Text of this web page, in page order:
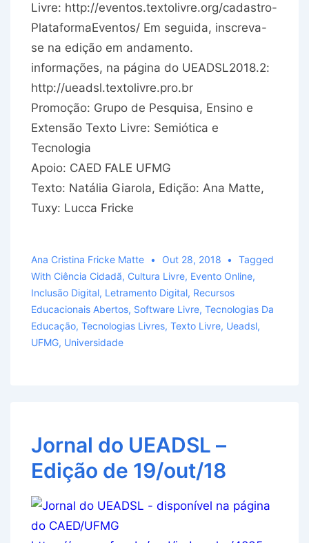
Livre: http://eventos.textolivre.org/cadastro-
PlataformaEventos/ Em seguida, inscreva-
se na edição em andamento.
informações, na página do UEADSL2018.2:
http://ueadsl.textolivre.pro.br
Promoção: Grupo de Pesquisa, Ensino e
Extensão Texto Livre: Semiótica e
Tecnologia
Apoio: CAED FALE UFMG
Texto: Natália Giarola, Edição: Ana Matte,
Tuxy: Lucca Fricke
Ana Cristina Fricke Matte Out 28, 2018
Tagged
With Ciência Cidadã, Cultura Livre, Evento Online,
Inclusão Digital, Letramento Digital, Recursos
Educacionais Abertos, Software Livre, Tecnologias Da
Educação, Tecnologias Livres, Texto Livre, Ueadsl,
UFMG, Universidade
Jornal do UEADSL –
Edição de 19/out/18